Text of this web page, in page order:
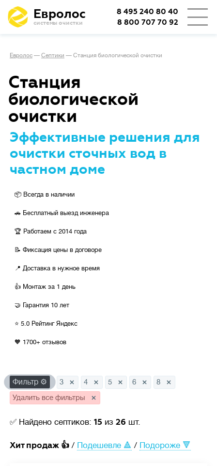
Евролос
системы очистки
8 495 240 80 40
8 800 707 70 92
Евролос — Септики — Станция биологической очистки
Станция
биологической
очистки
Эффективные решения для
очистки сточных вод в
частном доме
📦 Всегда в наличии
🚗 Бесплатный выезд инженера
🏆 Работаем с 2014 года
📝 Фиксация цены в договоре
📍 Доставка в нужное время
👍 Монтаж за 1 день
🤝 Гарантия 10 лет
⭐ 5.0 Рейтинг Яндекс
🧡 1700+ отзывов
Фильтр ⚙ 3 4 5 6
8
Удалить все фильтры
✅ Найдено септиков: 15 из 26 шт.
Хит продаж 👍 / Подешевле 🔺 / Подороже 🔻
15
20 25
🏡 Тип проживания
Постоянное
Сезонное
600 800 1000
2400
💳
от144 000